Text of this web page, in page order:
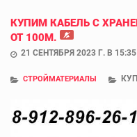
КУПИМ КАБЕЛЬ С
ОТ 100М.
21 СЕНТЯБРЯ 2023 Г. В 15:35
СТРОЙМАТЕРИАЛЫ